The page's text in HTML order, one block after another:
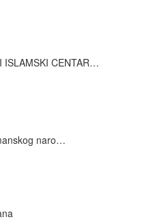
ISLAMSKI CENTAR…
naro…